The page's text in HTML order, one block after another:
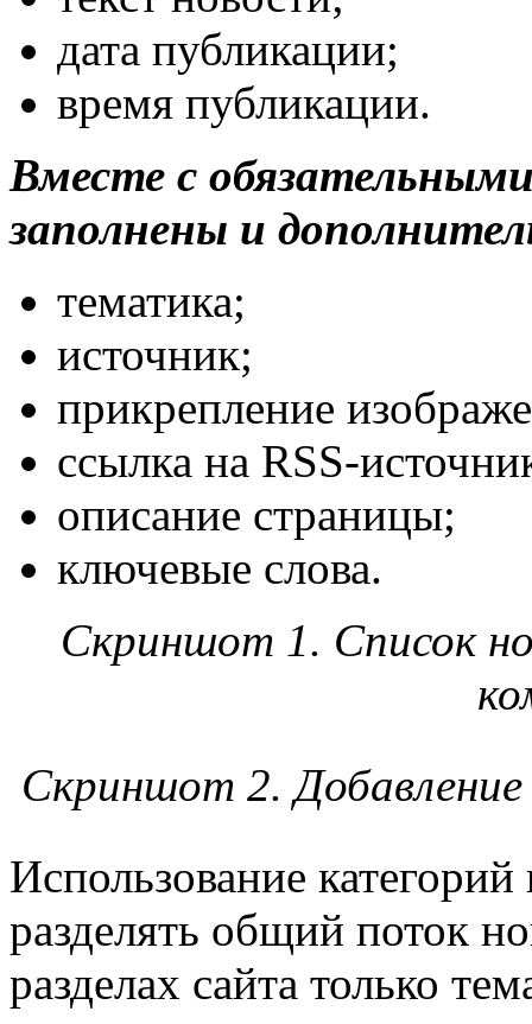
дата публикации;
время публикации.
Вместе с
заполнены и
тематика;
источник;
прикрепление
ссылка на RSS-
описание страницы;
ключевые слова.
Скриншот 1. Список
Скриншот 2.
Использование
разделять общий поток
разделах сайта только